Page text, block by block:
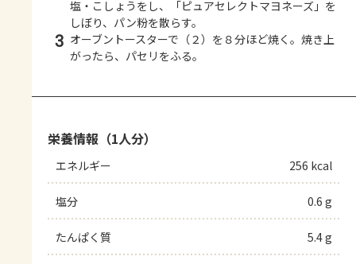
塩・こしょうをし、「ピュアセレクトマヨネーズ」を
しぼり、パン粉を散らす。
3 オーブントースターで（２）を８分ほど焼く。焼き上
がったら、パセリをふる。
栄養情報（1人分）
エネルギー 256 kcal
塩分 0.6 g
たんぱく質 5.4 g